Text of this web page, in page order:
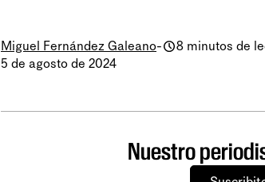
Miguel Fernández Galeano-
8 minutos de
5 de agosto de 2024
Nuestro